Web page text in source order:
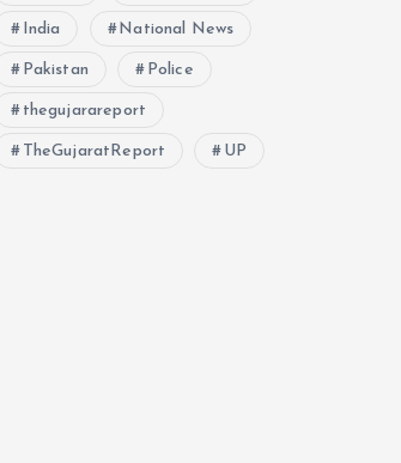
India National News
Pakistan Police
thegujarareport
TheGujaratReport UP